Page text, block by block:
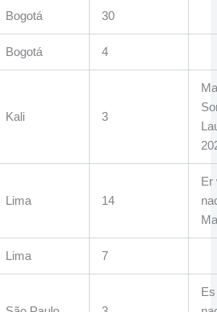
Bogotá 30
Bogotá 4
Kali 3
Lima 14
Er
Lima 7